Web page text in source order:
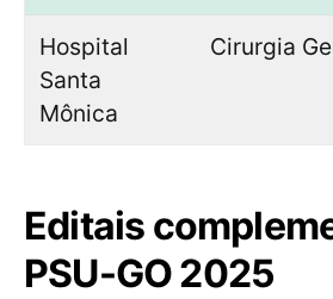
Hospital
Santa
Mônica
Cirurgia
Editais
PSU-GO 2025